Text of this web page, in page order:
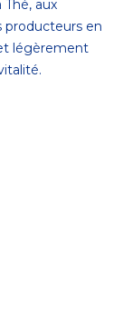
aux
producteurs en
légèrement